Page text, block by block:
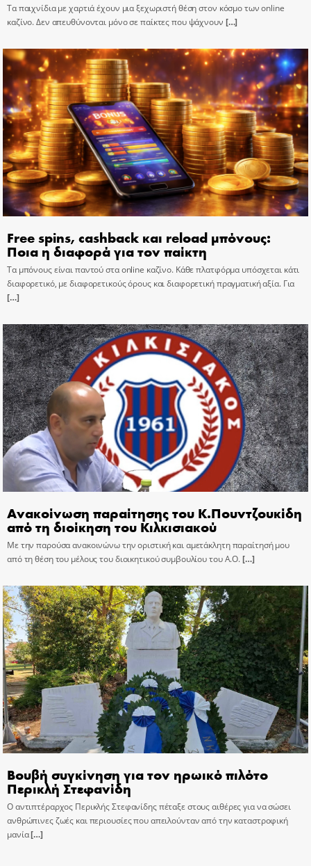
Τα παιχνίδια με χαρτιά έχουν μια ξεχωριστή θέση στον κόσμο των online
καζίνο. Δεν απευθύνονται μόνο σε παίκτες που ψάχνουν […]
Free spins, cashback και reload μπόνους:
Ποια η διαφορά για τον παίκτη
Τα μπόνους είναι παντού στα online καζίνο. Κάθε πλατφόρμα υπόσχεται κάτι
διαφορετικό, με διαφορετικούς όρους και διαφορετική πραγματική αξία. Για
[…]
Ανακοίνωση παραίτησης του Κ.Πουντζουκίδη
από τη διοίκηση του Κιλκισιακού
Με την παρούσα ανακοινώνω την οριστική και αμετάκλητη παραίτησή μου
από τη θέση του μέλους του διοικητικού συμβουλίου του Α.Ο.[…]
Βουβή συγκίνηση για τον ηρωικό πιλότο
Περικλή Στεφανίδη
Ο αντιπτέραρχος Περικλής Στεφανίδης πέταξε στους αιθέρες για να σώσει
ανθρώπινες ζωές και περιουσίες που απειλούνταν από την καταστροφική
μανία[…]